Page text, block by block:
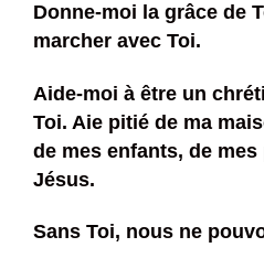
Donne-moi la grâce de
marcher avec Toi.
Aide-moi à être un
Toi. Aie pitié de ma
de mes enfants, de
Jésus.
Sans Toi, nous ne